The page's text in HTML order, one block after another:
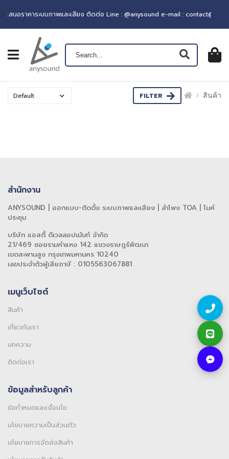
เสนอราคาระบบภาพและเสียง ติดต่อ Line : @anysound e-mail :
เปิดเมนู ตะกร้
0฿
FILTER สินค้า
สำนักงาน
ANYSOUND | ออกแบบ-ติดตั้ง ระบบภาพและเสียง | ลำโพง TOA | ไมค์
ประชุม
บริษัท แอสตี้ ดีเวลลอปเม้นท์ จำกัด
21/469 ซอยรามคำแหง 142 แขวงราษฎร์พัฒนา
เขตสะพานสูง กรุงเทพมหานคร 10240
เลขประจำตัวผู้เสียภาษี : 0105563067881
เมนูเว็บไซต์
สินค้า
เกี่ยวกับเรา
บทความ
ติดต่อเรา
ข้อมูลสำหรับลูกค้า
ข้อกำหนดและเงื่อนไข
นโยบายความเป็นส่วนตัว
นโยบายการจัดส่งสินค้า